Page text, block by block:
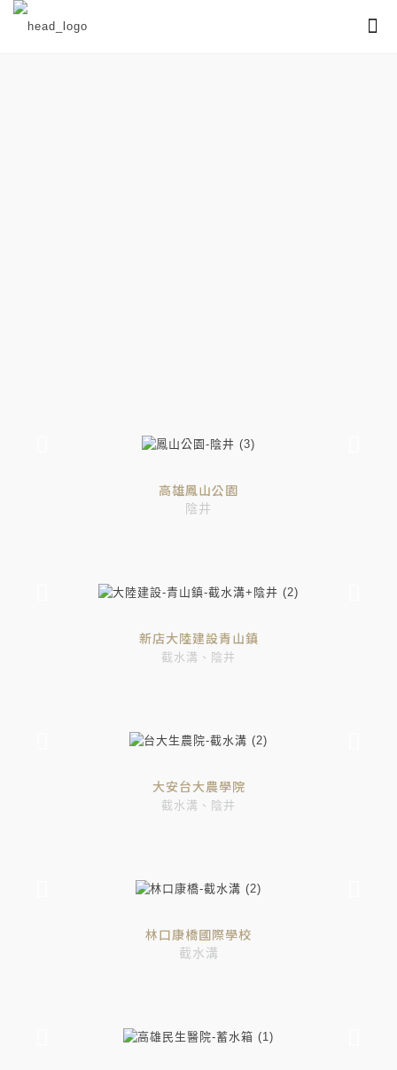
高雄鳳山公園
陰井
新店大陸建設青山鎮
截水溝、陰井
大安台大農學院
截水溝、陰井
林口康橋國際學校
截水溝